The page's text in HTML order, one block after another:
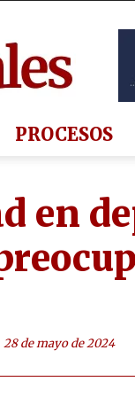
PROCESOS
en
28 de mayo de 2024